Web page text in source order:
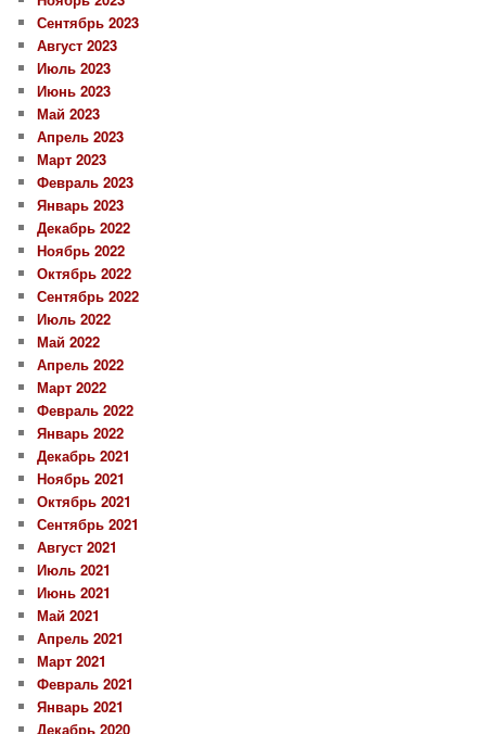
Сентябрь 2023
Август 2023
Июль 2023
Июнь 2023
Май 2023
Апрель 2023
Март 2023
Февраль 2023
Январь 2023
Декабрь 2022
Ноябрь 2022
Октябрь 2022
Сентябрь 2022
Июль 2022
Май 2022
Апрель 2022
Март 2022
Февраль 2022
Январь 2022
Декабрь 2021
Ноябрь 2021
Октябрь 2021
Сентябрь 2021
Август 2021
Июль 2021
Июнь 2021
Май 2021
Апрель 2021
Март 2021
Февраль 2021
Январь 2021
Декабрь 2020